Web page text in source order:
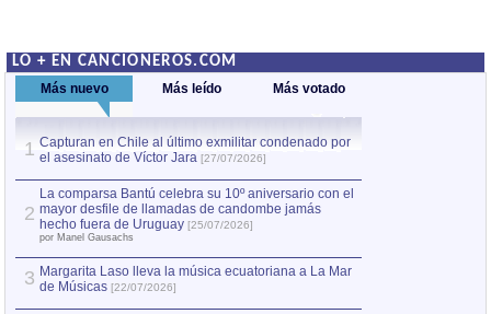
LO + EN CANCIONEROS.COM
Más nuevo Más leído Más votado
1 Capturan en Chile al último exmilitar condenado por
el asesinato de Víctor Jara [27/07/2026]
2
La comparsa Bantú celebra su 10º aniversario con el
mayor desfile de llamadas de candombe jamás
hecho fuera de Uruguay [25/07/2026]
por Manel Gausachs
3 Margarita Laso lleva la música ecuatoriana a La Mar
de Músicas [22/07/2026]